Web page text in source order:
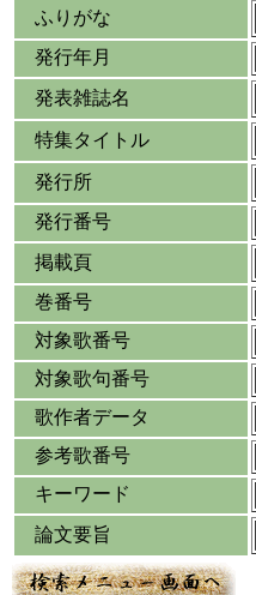
ふりがな
発行年月
発表雑誌名
特集タイトル
発行所
発行番号
掲載頁
巻番号
対象歌番号
対象歌句番号
歌作者データ
参考歌番号
キーワード
論文要旨